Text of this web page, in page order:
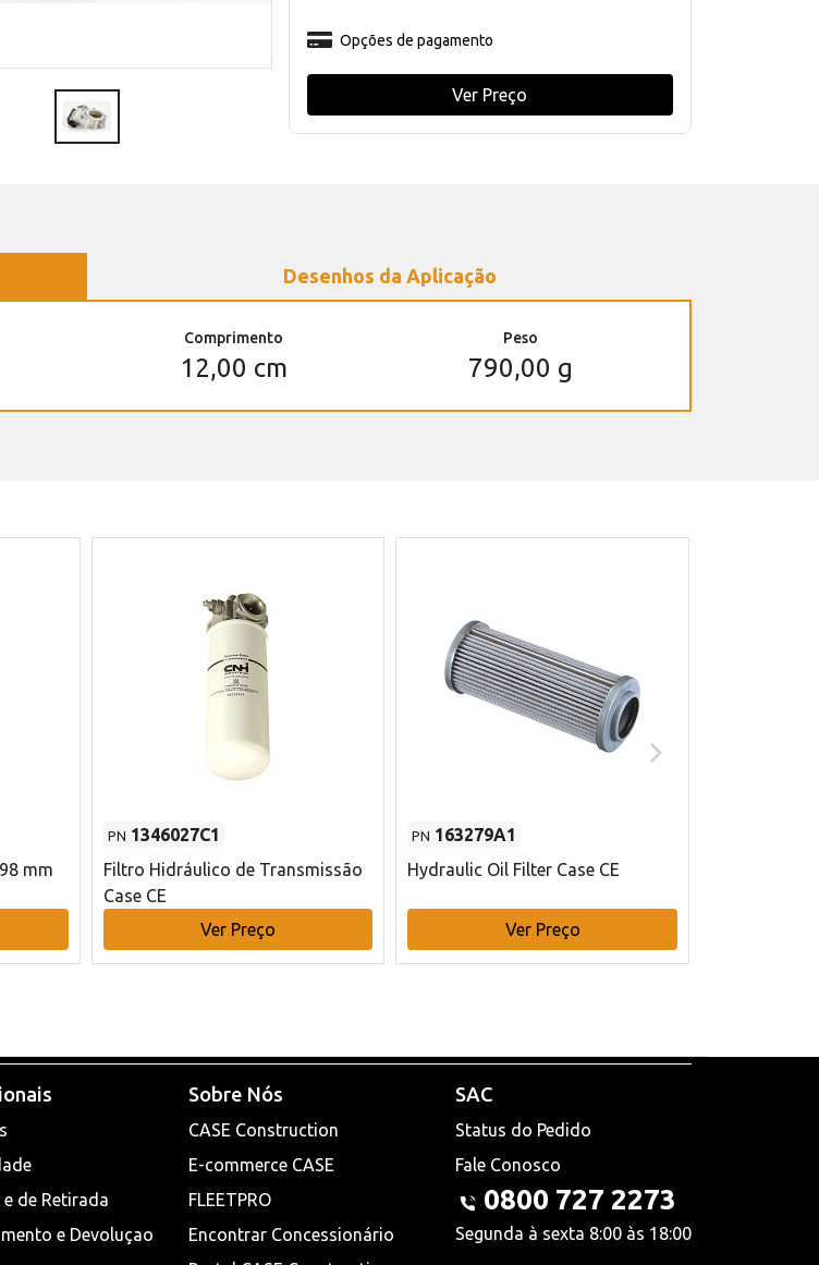
Opções de pagamento
Ver Preço
Desenhos da Aplicação
Comprimento
12,00 cm
Peso
790,00 g
mm
PN 1346027C1
Filtro Hidráulico de Transmissão
Case CE
Ver Preço
PN 163279A1
Hydraulic Oil Filter Case CE
Ver Preço
de Retirada
e Devoluçao
Sobre Nós
CASE Construction
E-commerce CASE
FLEETPRO
Encontrar Concessionário
SAC
Status do Pedido
Fale Conosco
0800 727 2273
Segunda à sexta 8:00 às 18:00